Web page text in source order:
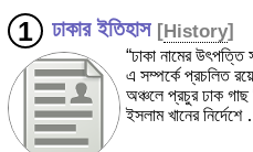
ঢাকার ইতিহাস [History]
“ঢাকা নামের উৎপত্তি
এ সম্পর্কে প্রচলিত
অঞ্চলে প্রচুর ঢাক গাছ
ইসলাম খানের